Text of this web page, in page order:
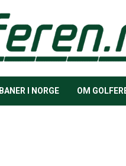
BANER I NORGE OM